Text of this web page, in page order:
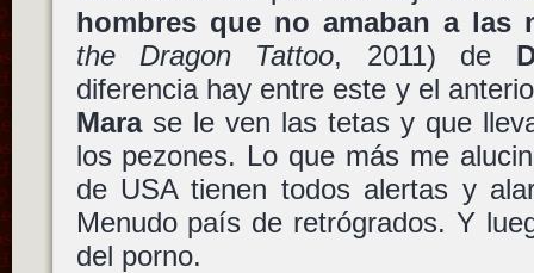
hombres que no amaban a las
the Dragon Tattoo, 2011) de
diferencia hay entre este y el
Marase le ven las tetas y que
los pezones. Lo que más me
de USA tienen todos alertas y
Menudo país de retrógrados. Y
del porno.